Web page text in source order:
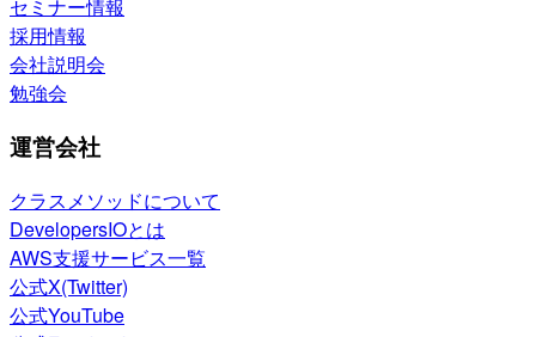
セミナー情報
採用情報
会社説明会
勉強会
運営会社
クラスメソッドについて
DevelopersIOとは
AWS支援サービス一覧
公式X(Twitter)
公式YouTube